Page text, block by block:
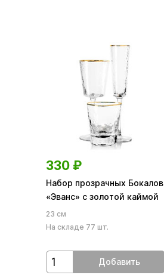
330 ₽
Набор прозрачных Бокалов
«Эванс» с золотой каймой
23 см
На складе 77 шт.
Добавить